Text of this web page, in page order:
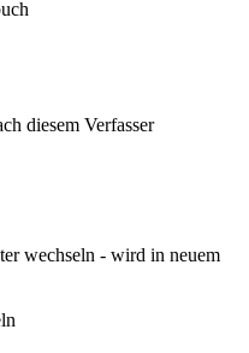
diesem Verfasser
wechseln - wird in neuem